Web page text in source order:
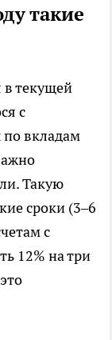
такие
в текущей
с
вкладам
Такую
сроки (3–6
с
12% на три